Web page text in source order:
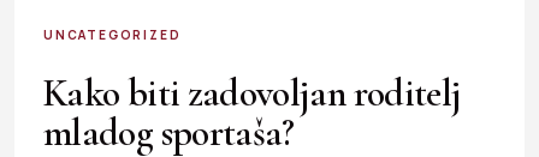
UNCATEGORIZED
Kako biti zadovoljan roditelj
mladog sportaša?